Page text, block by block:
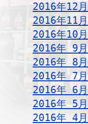
2016年12月
2016年11月
2016年10月
2016年 9月
2016年 8月
2016年 7月
2016年 6月
2016年 5月
2016年 4月